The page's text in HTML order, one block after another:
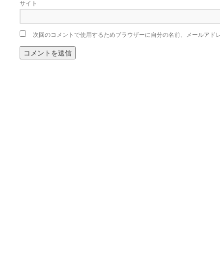
サイト
次回のコメントで使用するためブラウザーに自分の名前、メールアド